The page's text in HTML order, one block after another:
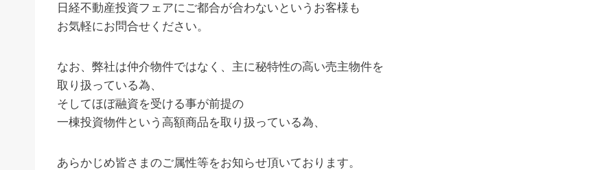
日経不動産投資フェアにご都合が合わないというお客様も
お気軽にお問合せください。
なお、弊社は仲介物件ではなく、主に秘特性の高い売主物件を
取り扱っている為、
そしてほぼ融資を受ける事が前提の
一棟投資物件という高額商品を取り扱っている為、
あらかじめ皆さまのご属性等をお知らせ頂いております。